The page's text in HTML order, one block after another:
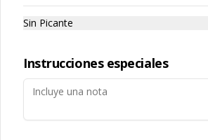
Instagram
Mi cuenta
Iniciar sesión
Sin Picante
Instrucciones especiales